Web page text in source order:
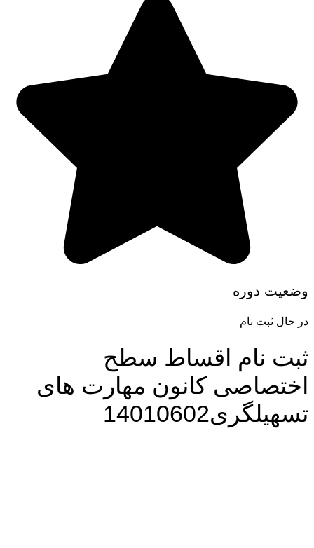
وضعیت دوره
در حال ثبت نام
ثبت نام اقساط سطح
اختصاصی کانون مهارت های
تسهیلگری14010602